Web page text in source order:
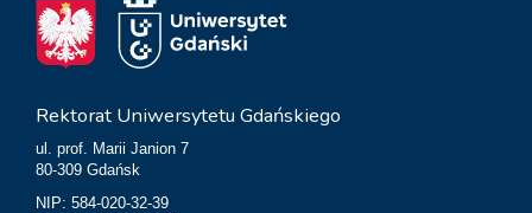
Rektorat Uniwersytetu Gdańskiego
ul. prof. Marii Janion 7
80-309 Gdańsk
NIP: 584-020-32-39